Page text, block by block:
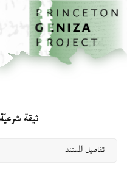
إلى المحتوى الرئيسي
الرئيسية
ثيقة شرعيّة